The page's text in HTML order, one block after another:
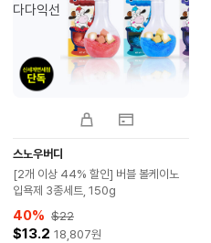
다다익선
스노우버디
[2개 이상 44% 할인] 버블 볼케이노
입욕제 3종세트, 150g
40% $22
$13.2 18,807원